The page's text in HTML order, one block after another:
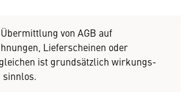
von AGB auf
Lieferscheinen oder
ist grundsätzlich wirkungs-
sinnlos.